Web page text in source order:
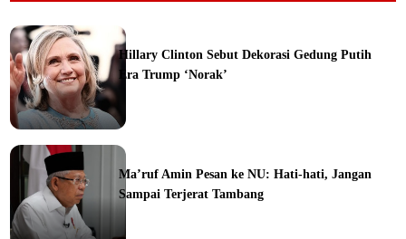
Hillary Clinton Sebut Dekorasi Gedung Putih
Era Trump ‘Norak’
Ma’ruf Amin Pesan ke NU: Hati-hati, Jangan
Sampai Terjerat Tambang